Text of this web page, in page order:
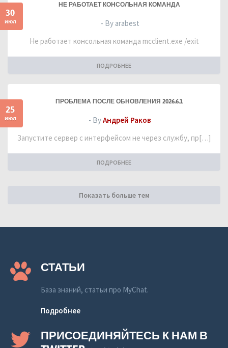
30
июл
НЕ РАБОТАЕТ КОНСОЛЬНАЯ КОМАНДА
- By arabest
Не работает консольная команда mcclient.exe /exit
ПОДРОБНЕЕ
25
июл
ПРОБЛЕМА ПОСЛЕ ОБНОВЛЕНИЯ 2026.6.1
- ByАндрей Раков
Запустите сервер с интерфейсом не через службу, пр[…]
ПОДРОБНЕЕ
Показать больше тем
СТАТЬИ
База знаний, статьи про MyChat.
Подробнее
ПРИСОЕДИНЯЙТЕСЬ К НАМ В